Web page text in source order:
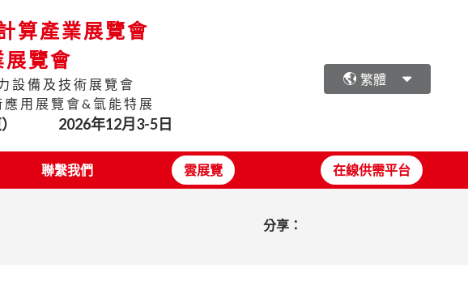
算產業展覽會
覽會
設備及技術展覽會
用展覽會&氫能特展
2026年12月3-5日
繁體
聯繫我們 雲展覽 在線供需平台
分享：